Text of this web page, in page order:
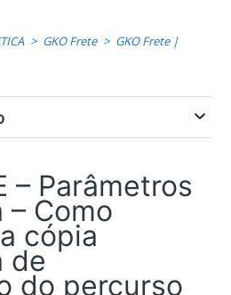
GKO Frete
GKO Frete |
– Parâmetros
– Como
cópia
de
do percurso